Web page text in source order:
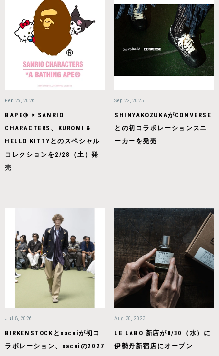
Feb 26, 2026
BAPE® × SANRIO
CHARACTERS、KUROMI &
HELLO KITTYとのスペシャル
コレクションを2/28（土）発
売
Sep 22, 2025
SHINYAKOZUKAがCONVERSE
との初コラボレーションスニ
ーカーを発売
Jul 8, 2026
BIRKENSTOCKとsacaiが初コ
ラボレーション、sacaiの2027
Aug 30, 2023
LE LABO 新店が8/30（水）に
伊勢丹新宿店にオープン